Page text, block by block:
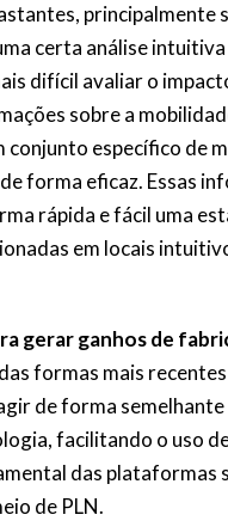
principalmente
certa análise
difícil avaliar o
sobre a
conjunto específico de
forma eficaz. Essas
rápida e fácil uma
em locais
gerar ganhos de
formas mais
de forma semelhante
facilitando o uso
das plataformas
de PLN.